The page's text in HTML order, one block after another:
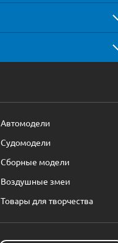
Автомодели
Судомодели
Сборные модели
Воздушные змеи
Товары для творчества